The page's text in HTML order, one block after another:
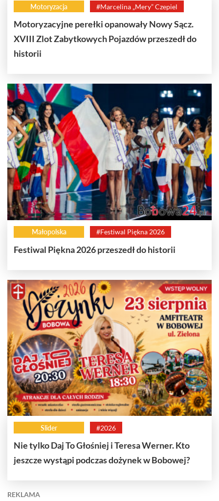
Motoryzacja #Marcelina „Mery” Czepiel
Motoryzacyjne perełki opanowały Nowy Sącz.
XVIII Zlot Zabytkowych Pojazdów przeszedł do
historii
Małopolska #Festiwal Piękna 2026
Festiwal Piękna 2026 przeszedł do historii
Slider #2026
Nie tylko Daj To Głośniej i Teresa Werner. Kto
jeszcze wystąpi podczas dożynek w Bobowej?
REKLAMA